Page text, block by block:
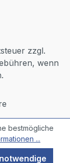
zzgl.
wenn
bestmögliche
...